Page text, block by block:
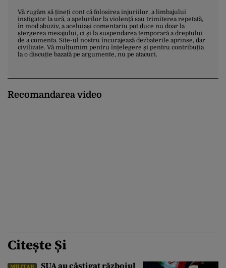
Vă rugăm să țineți cont că folosirea injuriilor, a limbajului
instigator la ură, a apelurilor la violență sau trimiterea repetată,
în mod abuziv, a aceluiași comentariu pot duce nu doar la
ștergerea mesajului, ci și la suspendarea temporară a dreptului
de a comenta. Site-ul nostru încurajează dezbaterile aprinse, dar
civilizate. Vă mulțumim pentru înțelegere și pentru contribuția
la o discuție bazată pe argumente, nu pe atacuri.
Recomandarea video
Citește Și
SUA au câștigat războiul